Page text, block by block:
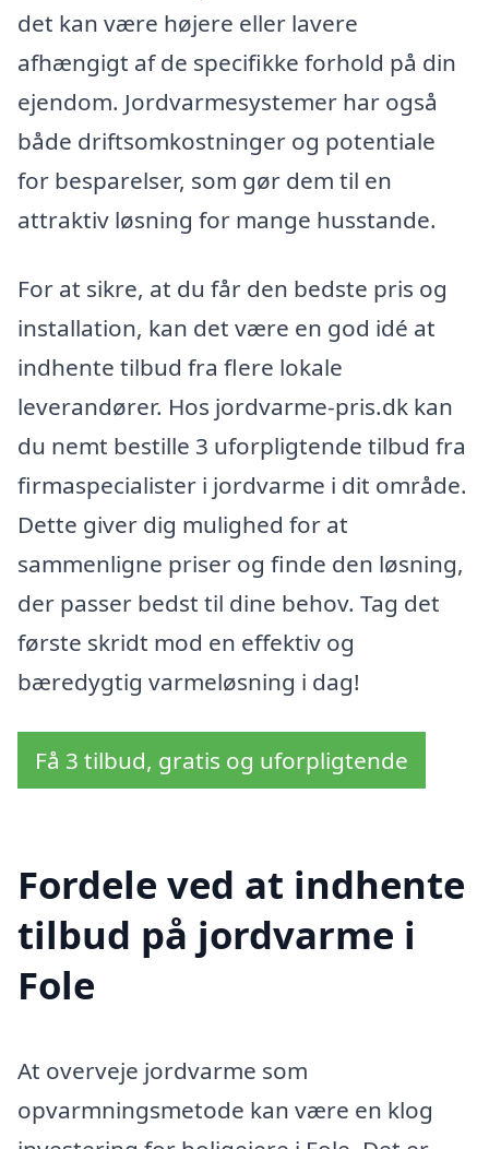
det kan være højere eller lavere
afhængigt af de specifikke forhold på din
ejendom. Jordvarmesystemer har også
både driftsomkostninger og potentiale
for besparelser, som gør dem til en
attraktiv løsning for mange husstande.
For at sikre, at du får den bedste pris og
installation, kan det være en god idé at
indhente tilbud fra flere lokale
leverandører. Hos jordvarme-pris.dk kan
du nemt bestille 3 uforpligtende tilbud fra
firmaspecialister i jordvarme i dit område.
Dette giver dig mulighed for at
sammenligne priser og finde den løsning,
der passer bedst til dine behov. Tag det
første skridt mod en effektiv og
bæredygtig varmeløsning i dag!
Få 3 tilbud, gratis og uforpligtende
Fordele ved at indhente
tilbud på jordvarme i
Fole
At overveje jordvarme som
opvarmningsmetode kan være en klog